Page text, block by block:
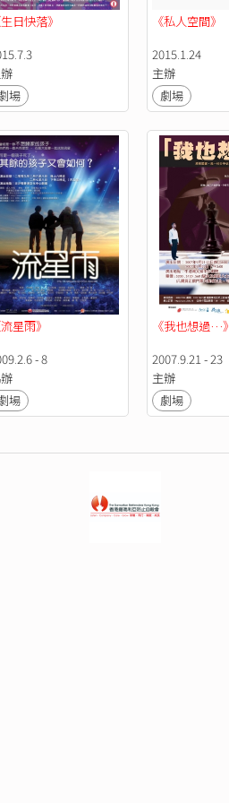
日快落》
場
《私人空間》
2015.1.24
主辦
劇場
星雨》
- 8
場
《我也想過…》
2007.9.21 - 23
主辦
劇場